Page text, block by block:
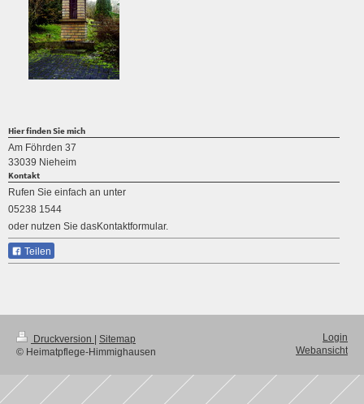
Hier finden Sie mich
Am Föhrden 37
33039 Nieheim
Kontakt
Rufen Sie einfach an unter
05238 1544
oder nutzen Sie dasKontaktformular.
Teilen
Druckversion | Sitemap
© Heimatpflege-Himmighausen
Login
Webansicht